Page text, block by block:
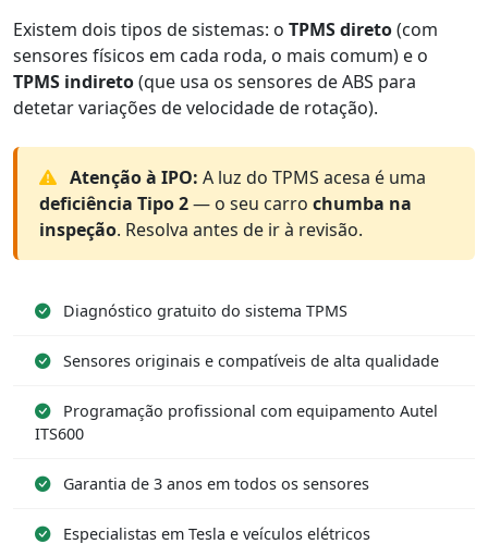
Existem dois tipos de sistemas: o TPMS direto(com
sensores físicos em cada roda, o mais comum) e o
TPMS indireto(que usa os sensores de ABS para
detetar variações de velocidade de rotação).
Atenção à IPO: A luz do TPMS acesa é uma
deficiência Tipo 2— o seu carro chumba na
inspeção. Resolva antes de ir à revisão.
Diagnóstico gratuito do sistema TPMS
Sensores originais e compatíveis de alta qualidade
Programação profissional com equipamento Autel
ITS600
Garantia de 3 anos em todos os sensores
Especialistas em Tesla e veículos elétricos